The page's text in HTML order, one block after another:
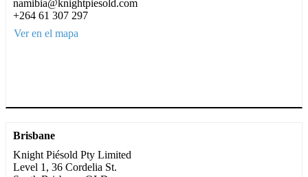
namibia@knightpiesold.com
+264 61 307 297
Ver en el mapa
Brisbane
Knight Piésold Pty Limited
Level 1, 36 Cordelia St.